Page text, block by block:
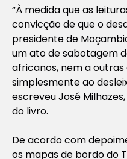
“À medida que as
convicção de que o
presidente de
um ato de sabotagem
africanos, nem a
simplesmente ao
escreveu José
do livro.
De acordo com
os mapas de bordo do